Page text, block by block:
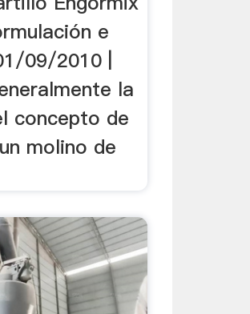
e
09/2010 |
la
concepto de
molino de